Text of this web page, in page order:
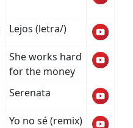
Lejos (letra/)
She works hard
for the money
Serenata
Yo no sé (remix)